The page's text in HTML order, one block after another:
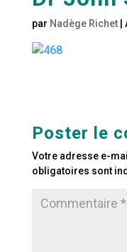
par Nadège Richet|
Poster le
Votre adresse e-
obligatoires sont